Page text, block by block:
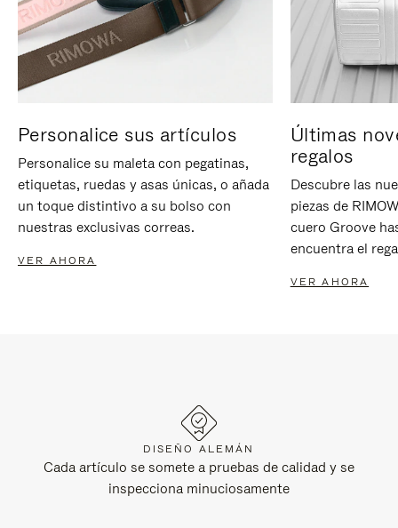
Personalice sus artículos
Personalice su maleta con pegatinas,
etiquetas, ruedas y asas únicas, o añada
un toque distintivo a su bolso con
nuestras exclusivas correas.
VER AHORA
Últimas
regalos
Descubre las
piezas de
cuero Groove
encuentra el
VER AHORA
DISEÑO ALEMÁN
Cada artículo se somete a pruebas de calidad y se
inspecciona minuciosamente